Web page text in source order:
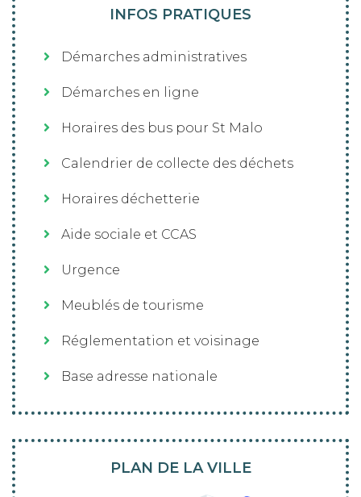
INFOS PRATIQUES
Démarches administratives
Démarches en ligne
Horaires des bus pour St Malo
Calendrier de collecte des déchets
Horaires déchetterie
Aide sociale et CCAS
Urgence
Meublés de tourisme
Réglementation et voisinage
Base adresse nationale
PLAN DE LA VILLE